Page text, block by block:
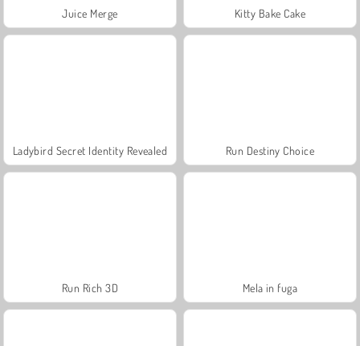
Juice Merge Kitty Bake Cake
Ladybird Secret Identity Revealed Run Destiny Choice
Run Rich 3D Mela in fuga